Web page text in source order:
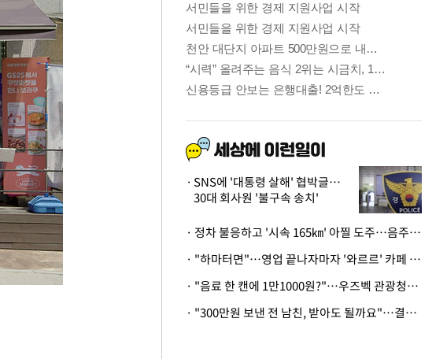
SNS에 '대통령 살해' 협박글…
30대 회사원 '불구속 송치'
· 정차 불응하고 '시속 165㎞' 아찔 도주…음주운전자 체포
· "하마터면"…영업 끝나자마자 '와르르' 카페 테라스 덮친 대리석 외벽
· "음료 한 캔에 1만1000원?"…우즈벡 관광청까지 나섰다, 유튜버 폭로 후폭풍
· "300만원 보낸 전 남친, 받아도 될까요"…결혼 앞둔 예비신부의 뜻밖 고충